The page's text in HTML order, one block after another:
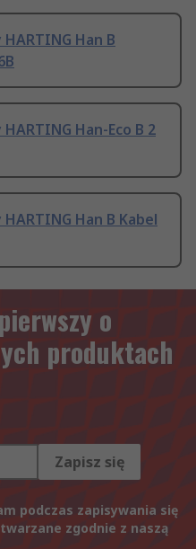
HARTING Han B
Han-Eco B 2
Han B Kabel
o
produktach
Zapisz się
podczas zapisywania się
zgodnie z naszą